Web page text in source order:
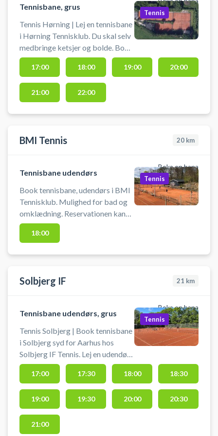
Tennisbane, grus
Tennis Hørning | Lej en tennisbane
i Hørning Tennisklub. Du skal selv
medbringe ketsjer og bolde. Book
tennisbane og spil tennis i Hørning
på en af de udendørs grusbaner i
tennisklubben i Hørning.
Tennis
17:00 18:00 19:00 20:00
21:00 22:00
BMI Tennis 20 km
Boka en bana
Tennisbane udendørs
Book tennisbane, udendørs i BMI
Tennisklub. Mulighed for bad og
omklædning. Reservationen kan
afbestilles indtil 2 timer før
banetimens starttid
Tennis
18:00
Solbjerg IF 21 km
Boka en bana
Tennisbane udendørs, grus
Tennis Solbjerg | Book tennisbane
i Solbjerg syd for Aarhus hos
Solbjerg IF Tennis. Lej en udendørs
grus tennisbane og spil tennis i
Solbjerg ikke langt fra Aarhus.
Solbjerg IF Tennis byder på grus
tennis i skønne naturomgivelser på
deres tennisbaner i Solbjerg ved
Solbjerg Idræts- og
Tennis
17:00 17:30 18:00 18:30
19:00 19:30 20:00 20:30
21:00